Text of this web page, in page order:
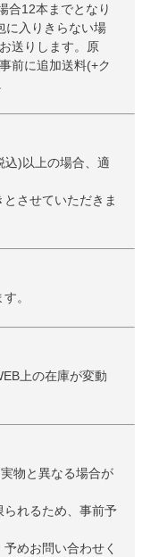
合12本までとなり
に入りきらない場
送りします。原
前に追加送料(+ク
込)以上の場合、適
させていただきま
。
上の在庫が変動
物と異なる場合が
れるため、事前予
めお問い合わせく